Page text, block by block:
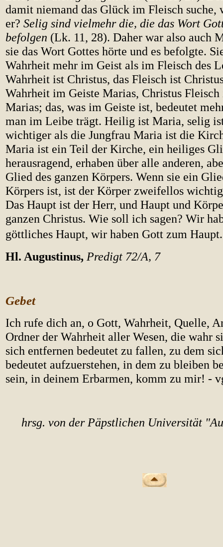
damit niemand das Glück im Fleisch suche,
er? Selig sind vielmehr die, die das Wort
befolgen (Lk. 11, 28). Daher war also auch
sie das Wort Gottes hörte und es befolgte.
Wahrheit mehr im Geist als im Fleisch des
Wahrheit ist Christus, das Fleisch ist
Wahrheit im Geiste Marias, Christus
Marias; das, was im Geiste ist, bedeutet
man im Leibe trägt. Heilig ist Maria, selig
wichtiger als die Jungfrau Maria ist die
Maria ist ein Teil der Kirche, ein heiliges
herausragend, erhaben über alle anderen,
Glied des ganzen Körpers. Wenn sie ein
Körpers ist, ist der Körper zweifellos
Das Haupt ist der Herr, und Haupt und
ganzen Christus. Wie soll ich sagen? Wir
göttliches Haupt, wir haben Gott zum Haupt.
Hl. Augustinus, Predigt 72/A, 7
Gebet
Ich rufe dich an, o Gott, Wahrheit, Quelle,
Ordner der Wahrheit aller Wesen, die wahr
sich entfernen bedeutet zu fallen, zu dem
bedeutet aufzuerstehen, in dem zu bleiben
sein, in deinem Erbarmen, komm zu mir! -
hrsg. von der Päpstlichen Universität